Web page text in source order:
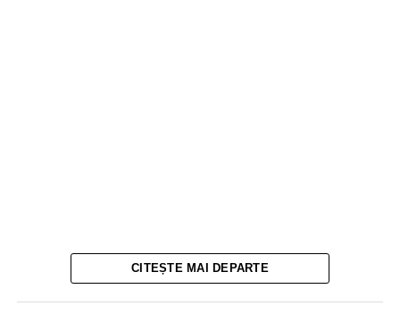
CITEȘTE MAI DEPARTE